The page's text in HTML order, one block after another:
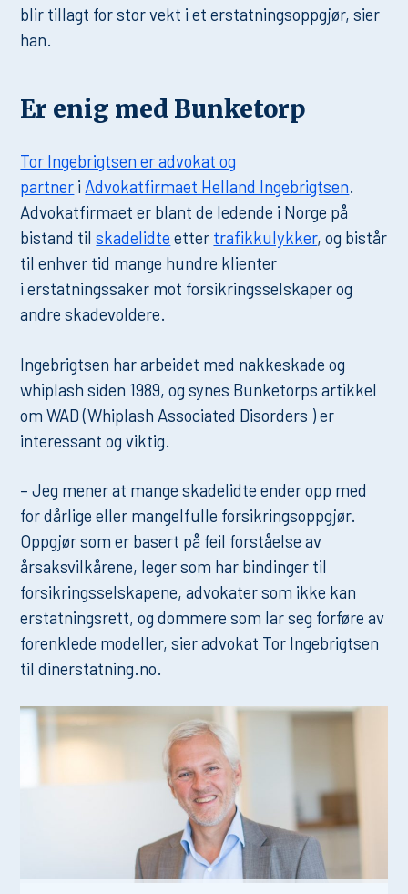
blir tillagt for stor vekt i et erstatningsoppgjør, sier
han.
Er enig med Bunketorp
Tor Ingebrigtsen er advokat og
partner i Advokatfirmaet Helland Ingebrigtsen.
Advokatfirmaet er blant de ledende i Norge på
bistand tilskadelidte etter trafikkulykker, og bistår
til enhver tid mange hundre klienter
i erstatningssaker mot forsikringsselskaper og
andre skadevoldere.
Ingebrigtsen har arbeidet med nakkeskade og
whiplash siden 1989, og synes Bunketorps artikkel
om WAD (Whiplash Associated Disorders ) er
interessant og viktig.
– Jeg mener at mange skadelidte ender opp med
for dårlige eller mangelfulle forsikringsoppgjør.
Oppgjør som er basert på feil forståelse av
årsaksvilkårene, leger som har bindinger til
forsikringsselskapene, advokater som ikke kan
erstatningsrett, og dommere som lar seg forføre av
forenklede modeller, sier advokat Tor Ingebrigtsen
til dinerstatning.no.